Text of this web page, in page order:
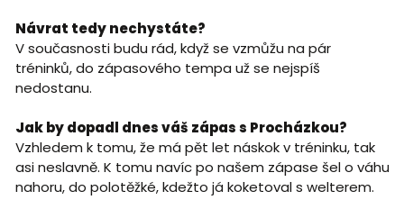
Návrat tedy nechystáte?
V současnosti budu rád, když se vzmůžu na pár
tréninků, do zápasového tempa už se nejspíš
nedostanu.
Jak by dopadl dnes váš zápas s Procházkou?
Vzhledem k tomu, že má pět let náskok v tréninku, tak
asi neslavně. K tomu navíc po našem zápase šel o váhu
nahoru, do polotěžké, kdežto já koketoval s welterem.